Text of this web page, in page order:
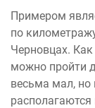
Примером
по
Черновцах.
можно пройти
весьма мал,